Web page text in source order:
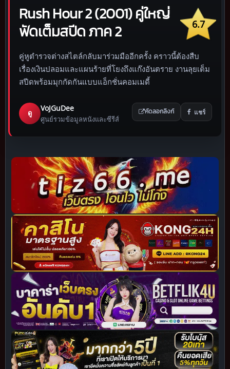
6.7
Rush Hour 2 (2001) คู่ใหญ่
ฟัดเต็มสปีด ภาค 2
คู่หูตำรวจต่างสไตล์กลับมาร่วมมืออีกครั้ง คราวนี้ต้องสืบ
เรื่องเงินปลอมและแผนร้ายที่โยงถึงแก๊งอันตราย งานลุยเต็ม
สปีดพร้อมมุกกัดกันแบบแอ็กชั่นคอมเมดี้
ดู
VoJGuDee
ศูนย์รวมข้อมูลหนังและซีรีส์
คัดลอกลิงก์ แชร์